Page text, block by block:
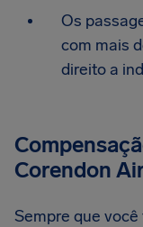
Os
com mais
direito a
Corendon
Sempre que